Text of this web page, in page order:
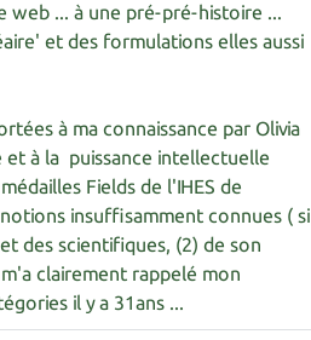
web ... à une pré-pré-histoire ...
et des formulations elles aussi
à ma connaissance par Olivia
et à la puissance intellectuelle
Fields de l'IHES de
insuffisamment connues ( si
des scientifiques, (2) de son
clairement rappelé mon
il y a 31ans ...